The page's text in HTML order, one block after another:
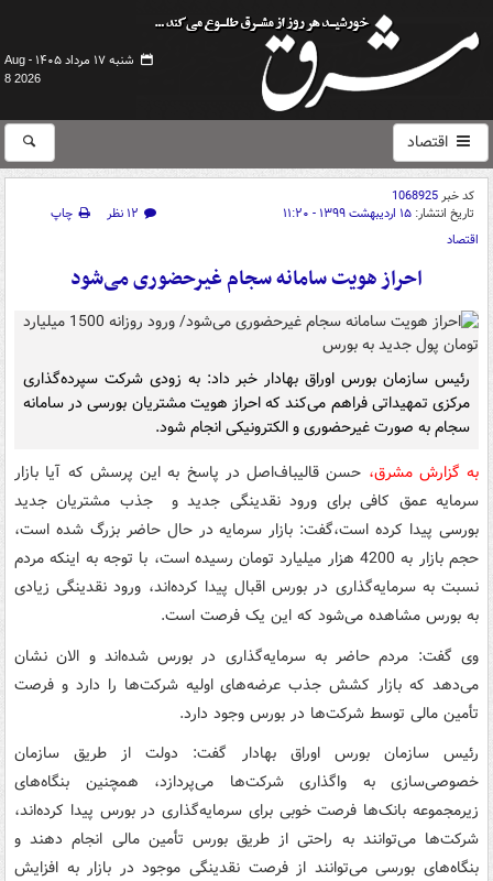
شنبه ۱۷ مرداد ۱۴۰۵ -
Aug
8 2026
اقتصاد
کد خبر1068925
تاریخ انتشار: ۱۵ اردیبهشت ۱۳۹۹ - ۱۱:۲۰ ۱۲ نظر
چاپ
اقتصاد
احراز هویت سامانه سجام غیرحضوری می‌شود
رئیس سازمان بورس اوراق بهادار خبر داد: به زودی شرکت سپرده‌گذاری
مرکزی تمهیداتی فراهم می‌کند که احراز هویت مشتریان بورسی در سامانه
سجام به صورت غیرحضوری و الکترونیکی انجام ‌شود.
به گزارش مشرق، حسن قالیباف‌اصل در پاسخ به این پرسش که آیا بازار
سرمایه عمق کافی برای ورود نقدینگی جدید و جذب مشتریان جدید
بورسی پیدا کرده است،‌گفت: بازار سرمایه در حال حاضر بزرگ شده است،
حجم بازار به 4200 هزار میلیارد تومان رسیده است، با توجه به اینکه مردم
نسبت به سرمایه‌گذاری در بورس اقبال پیدا کرده‌اند، ورود نقدینگی زیادی
به بورس مشاهده می‌شود که این یک فرصت است.
وی گفت: مردم حاضر به سرمایه‌گذاری در بورس شده‌اند و الان نشان
می‌دهد که بازار کشش جذب عرضه‌های اولیه شرکت‌ها را دارد و فرصت
تأمین مالی توسط شرکت‌ها در بورس وجود دارد.
رئیس سازمان بورس اوراق بهادار گفت: ‌دولت از طریق سازمان
خصوصی‌سازی به واگذاری شرکت‌ها می‌پردازد، همچنین بنگاه‌های
زیرمجموعه بانک‌ها فرصت خوبی برای سرمایه‌گذاری در بورس پیدا کرده‌اند،
شرکت‌ها می‌توانند به راحتی از طریق بورس تأمین مالی انجام دهند و
بنگاه‌های بورسی می‌توانند از فرصت نقدینگی موجود در بازار به افزایش